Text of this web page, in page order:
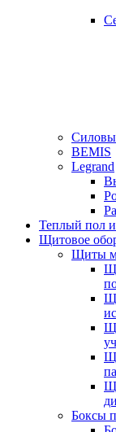
BEMIS
Legrand
Теплый пол
Щитовое
Щиты
Боксы